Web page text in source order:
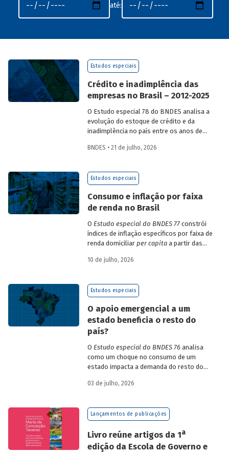
até:
Estudos especiais
Crédito e inadimplência das
empresas no Brasil – 2012-2025
O Estudo especial 78 do BNDES analisa a
evolução do estoque de crédito e da
inadimplência no país entre os anos de
analíticos complementares: o porte da
econômica.
BNDES • 21 de julho, 2026
Estudos especiais
Consumo e inflação por faixa
de renda no Brasil
O Estudo especial do BNDES 77constrói
índices de inflação específicos por faixa de
renda domiciliar per capitaa partir das
associadas às variações de preços dos
ainda os microdados da Pnad Contínua
para analisar a evolução da renda dos
10 de julho, 2026
Estudos especiais
O apoio emergencial a um
estado beneficia o resto do
país?
O Estudo especial do BNDES 76analisa
como um choque no consumo de um
estado impacta a demanda do resto do
Grande do Sul.
03 de julho, 2026
Lançamentos de publicações
Livro reúne artigos da 1a
edição da Escola de Governo e